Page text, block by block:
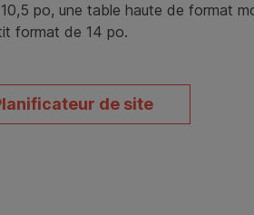
po, une table haute de format
format de 14 po.
de site